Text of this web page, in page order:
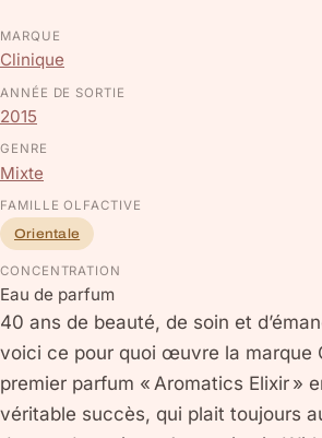
MARQUE
Clinique
ANNÉE DE SORTIE
2015
GENRE
Mixte
FAMILLE OLFACTIVE
Orientale
CONCENTRATION
Eau de parfum
40 ans de beauté, de soin et
voici ce pour quoi œuvre la marque
premier parfum « Aromatics Elixir »
véritable succès, qui plait toujours